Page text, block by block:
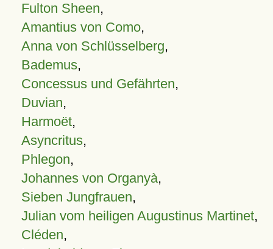
Fulton Sheen,
Amantius von Como,
Anna von Schlüsselberg,
Bademus,
Concessus und Gefährten,
Duvian,
Harmoët,
Asyncritus,
Phlegon,
Johannes von Organyà,
Sieben Jungfrauen,
Julian vom heiligen Augustinus Martinet,
Cléden,